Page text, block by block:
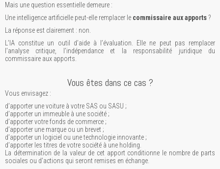
Mais une question essentielle demeure :
Une intelligence artificielle peut-elle remplacer le commissaire aux apports?
La réponse est clairement : non.
L’IA constitue un outil d’aide à l’évaluation. Elle ne peut pas remplacer
l’analyse critique, l’indépendance et la responsabilité juridique du
commissaire aux apports.
Vous êtes dans ce cas ?
Vous envisagez :
d’apporter une voiture à votre SAS ou SASU ;
d’apporter un immeuble à une société ;
d’apporter votre fonds de commerce ;
d’apporter une marque ou un brevet ;
d’apporter un logiciel ou une technologie innovante ;
d’apporter les titres de votre société à une holding.
La détermination de la valeur de cet apport conditionne le nombre de parts
sociales ou d’actions qui seront remises en échange.